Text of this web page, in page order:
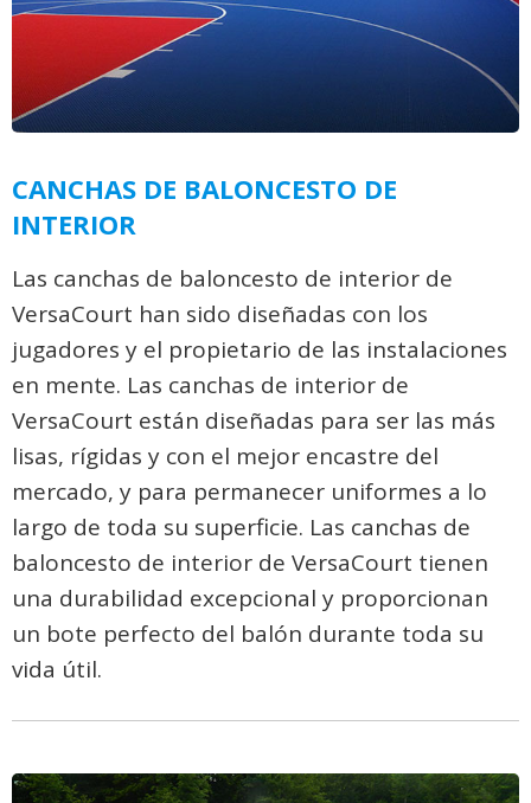
CANCHAS DE BALONCESTO DE
INTERIOR
Las canchas de baloncesto de interior de
VersaCourt han sido diseñadas con los
jugadores y el propietario de las instalaciones
en mente. Las canchas de interior de
VersaCourt están diseñadas para ser las más
lisas, rígidas y con el mejor encastre del
mercado, y para permanecer uniformes a lo
largo de toda su superficie. Las canchas de
baloncesto de interior de VersaCourt tienen
una durabilidad excepcional y proporcionan
un bote perfecto del balón durante toda su
vida útil.